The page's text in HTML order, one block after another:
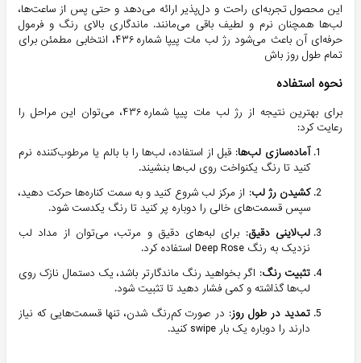
این محصول تجربه‌ای راحت و دل‌پذیر ارائه می‌دهد و حتی پس از ساعت‌ها،
لب‌ها همچنان نرم و لطیف باقی می‌مانند. ماندگاری بالای رنگ و فرمول
حرفه‌ای آن باعث می‌شود رژ لب مات پیپا شماره ۴۳۶، انتخابی مطمئن برای
تمام طول روز باش
نحوه استفاده
برای بهترین نتیجه از رژ لب مات پیپا شماره ۴۳۶، می‌توان این مراحل را
رعایت کرد:
آماده‌سازی لب‌ها: قبل از استفاده، لب‌ها را با بالم یا مرطوب‌کننده نرم
کنید تا رنگ یکنواخت روی لب‌ها بنشیند.
کشیدن رژ لب: از مرکز لب شروع کنید و به سمت کناره‌ها حرکت دهید،
سپس قسمت‌های خالی را دوباره پر کنید تا رنگ یکدست شود.
لب‌لاینی دقیق: برای لبه‌های دقیق و مرتب، می‌توان از مداد لب
نزدیک به رنگ Deep Rose استفاده کرد.
تثبیت رنگ: اگر بخواهید رنگ ماندگارتر باشد، یک دستمال نازک روی
لب‌ها گذاشته و کمی فشار دهید تا تثبیت شود.
تمدید در طول روز: در صورت کم‌رنگ شدن، تنها قسمت‌هایی که نیاز
دارند را دوباره یک بار swipe کنید.